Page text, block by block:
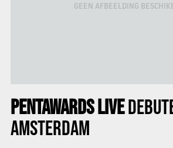
GEEN AFBEELDING
PENTAWARDS LIVE
AMSTERDAM